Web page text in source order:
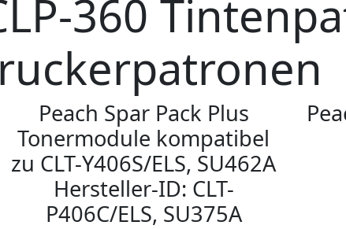
360
Peach Spar Pack Plus
Tonermodule kompatibel
zu CLT-Y406S/ELS, SU462A
Hersteller-ID: CLT-
P406C/ELS, SU375A